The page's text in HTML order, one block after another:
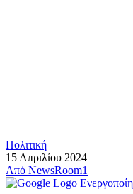
Πολιτική
15 Απριλίου 2024
Από NewsRoom1